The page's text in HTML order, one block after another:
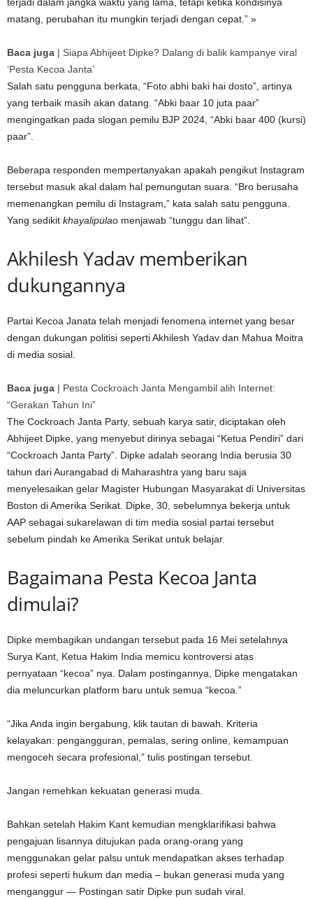
matang, perubahan itu mungkin terjadi dengan cepat.” »
Baca juga | Siapa Abhijeet Dipke? Dalang di balik kampanye viral
‘Pesta Kecoa Janta’
Salah satu pengguna berkata, “Foto abhi baki hai dosto”, artinya
yang terbaik masih akan datang. “Abki baar 10 juta paar”
mengingatkan pada slogan pemilu BJP 2024, “Abki baar 400 (kursi)
paar”.
Beberapa responden mempertanyakan apakah pengikut Instagram
tersebut masuk akal dalam hal pemungutan suara. “Bro berusaha
memenangkan pemilu di Instagram,” kata salah satu pengguna.
Yang sedikit khayalipulao menjawab “tunggu dan lihat”.
Akhilesh Yadav memberikan
dukungannya
Partai Kecoa Janata telah menjadi fenomena internet yang besar
dengan dukungan politisi seperti Akhilesh Yadav dan Mahua Moitra
di media sosial.
Baca juga | Pesta Cockroach Janta Mengambil alih Internet:
“Gerakan Tahun Ini”
The Cockroach Janta Party, sebuah karya satir, diciptakan oleh
Abhijeet Dipke, yang menyebut dirinya sebagai “Ketua Pendiri” dari
“Cockroach Janta Party”. Dipke adalah seorang India berusia 30
tahun dari Aurangabad di Maharashtra yang baru saja
menyelesaikan gelar Magister Hubungan Masyarakat di Universitas
Boston di Amerika Serikat. Dipke, 30, sebelumnya bekerja untuk
AAP sebagai sukarelawan di tim media sosial partai tersebut
sebelum pindah ke Amerika Serikat untuk belajar.
Bagaimana Pesta Kecoa Janta
dimulai?
Dipke membagikan undangan tersebut pada 16 Mei setelahnya
Surya Kant, Ketua Hakim India memicu kontroversi atas
pernyataan “kecoa” nya. Dalam postingannya, Dipke mengatakan
dia meluncurkan platform baru untuk semua “kecoa.”
“Jika Anda ingin bergabung, klik tautan di bawah. Kriteria
kelayakan: pengangguran, pemalas, sering online, kemampuan
mengoceh secara profesional,” tulis postingan tersebut.
Jangan remehkan kekuatan generasi muda.
Bahkan setelah Hakim Kant kemudian mengklarifikasi bahwa
pengajuan lisannya ditujukan pada orang-orang yang
menggunakan gelar palsu untuk mendapatkan akses terhadap
profesi seperti hukum dan media – bukan generasi muda yang
menganggur — Postingan satir Dipke pun sudah viral.